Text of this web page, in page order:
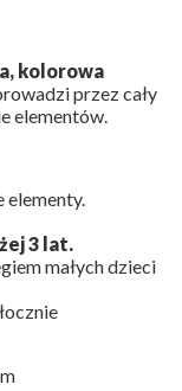
kolorowa
przez cały
elementów.
elementy.
3 lat.
małych dzieci